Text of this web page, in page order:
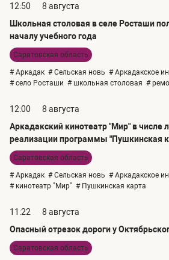
12:50
8 августа
Школьная столовая в селе Росташи
началу учебного года
Саратовская область
# Аркадак # Сельская новь # Аркадакское
# село Росташи # школьная столовая #
12:00
8 августа
Аркадакский кинотеатр "Мир" в числе
реализации программы "Пушкинская
Саратовская область
# Аркадак # Сельская новь # Аркадакское
# кинотеатр "Мир" # Пушкинская карта
11:22
8 августа
Опасный отрезок дороги у
Саратовская область